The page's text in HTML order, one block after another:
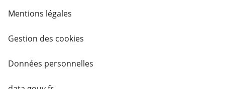
Mentions légales
Gestion des cookies
Données personnelles